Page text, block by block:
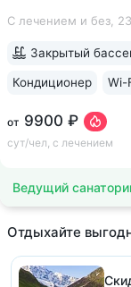
комплекс CON-
С лечением и без,
от 9900 ₽
сут/чел, с лечением
Закрытый
Кондиционер Wi-
Ведущий
Отдыхайте